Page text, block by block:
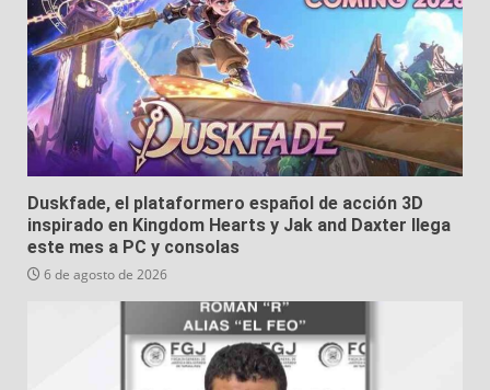
Duskfade, el plataformero español de acción 3D
inspirado en Kingdom Hearts y Jak and Daxter llega
este mes a PC y consolas
6 de agosto de 2026